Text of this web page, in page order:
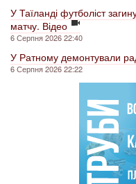
У Таїланді футболіст
матчу. Відео
6 Серпня 2026 22:40
У Ратному демонтували
6 Серпня 2026 22:22